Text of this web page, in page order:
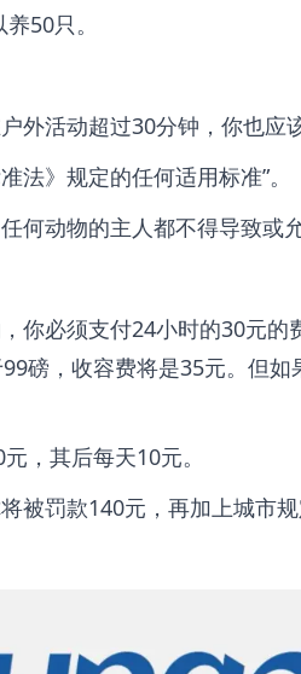
50只。
外活动超过30分钟，你也应
法》规定的任何适用标准”。
何动物的主人都不得导致或
你必须支付24小时的30元的
磅，收容费将是35元。但
，其后每天10元。
被罚款140元，再加上城市规